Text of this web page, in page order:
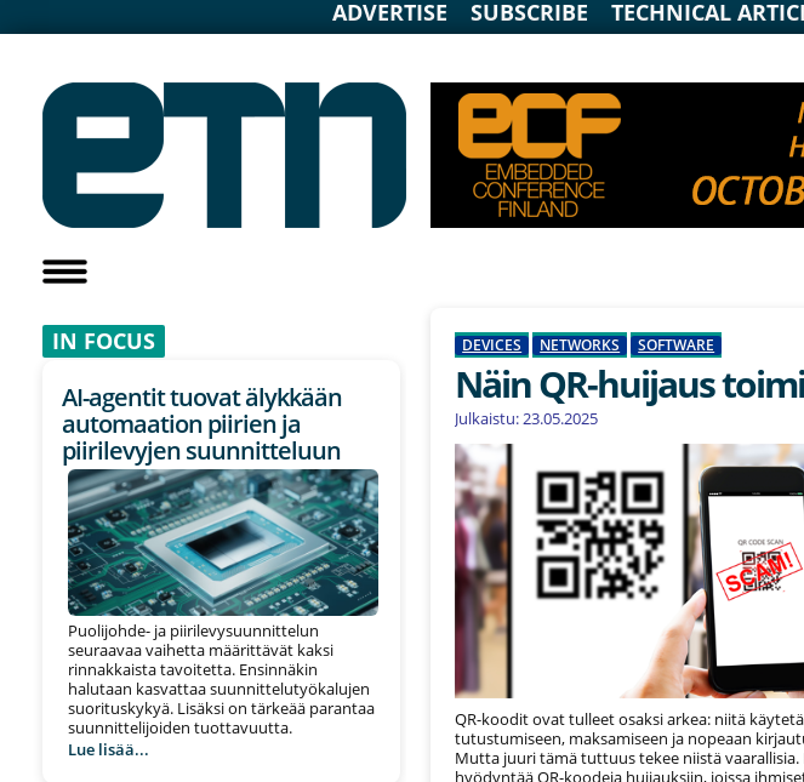
ADVERTISE SUBSCRIBE TECHNICAL
IN FOCUS
AI-agentit tuovat älykkään
automaation piirien ja
piirilevyjen suunnitteluun
Puolijohde- ja piirilevysuunnittelun
seuraavaa vaihetta määrittävät kaksi
rinnakkaista tavoitetta. Ensinnäkin
halutaan kasvattaa suunnittelutyökalujen
suorituskykyä. Lisäksi on tärkeää parantaa
suunnittelijoiden tuottavuutta.
Lue lisää...
DEVICES NETWORKS SOFTWARE
Näin QR-huijaus
Julkaistu: 23.05.2025
QR-koodit ovat tulleet osaksi arkea: niitä
tutustumiseen, maksamiseen ja nopeaan
Mutta juuri tämä tuttuus tekee niistä
hyödyntää QR-koodeja huijauksiin, joissa